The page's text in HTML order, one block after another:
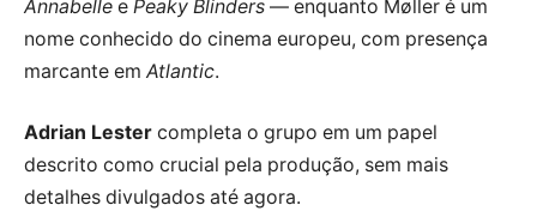
Annabelle e Peaky Blinders — enquanto Møller é um
nome conhecido do cinema europeu, com presença
marcante em Atlantic.
Adrian Lester completa o grupo em um papel
descrito como crucial pela produção, sem mais
detalhes divulgados até agora.